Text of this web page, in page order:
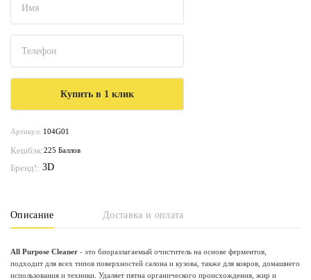
Артикул: 104G01
Кешбэк:225 Баллов
Бренд!: 3D
Описание Доставка и оплата
All Purpose Cleaner - это биоразлагаемый очиститель на основе ферментов,
подходит для всех типов поверхностей салона и кузова, также для ковров, домашнего
использования и техники. Удаляет пятна органического происхождения, жир и